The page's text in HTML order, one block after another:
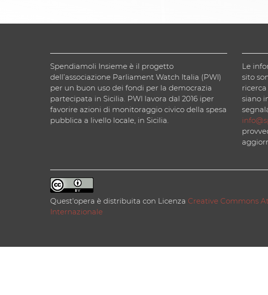
Spendiamoli Insieme è il progetto
dell’associazione Parliament Watch Italia (PWI)
per un buon uso dei fondi per la democrazia
partecipata in Sicilia. PWI lavora dal 2016 iper
favorire azioni di monitoraggio civico della spesa
pubblica a livello locale, in Sicilia.
Le
sito
siano
Quest'opera è distribuita con Licenza Creative Commons
Internazionale